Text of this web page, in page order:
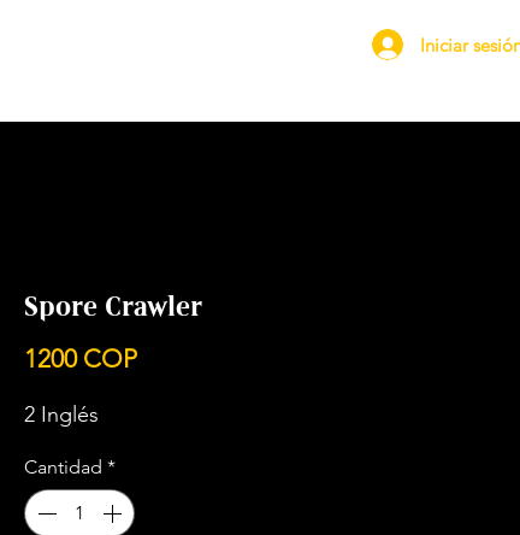
Iniciar
Spore Crawler
1200 COPPrecio
2 Inglés
Cantidad *